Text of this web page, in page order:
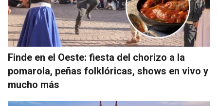
Finde en el Oeste: fiesta del chorizo a la
pomarola, peñas folklóricas, shows en vivo y
mucho más